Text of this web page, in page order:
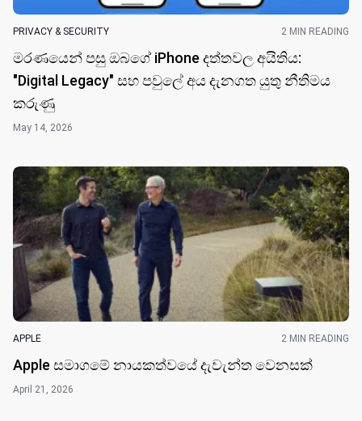
PRIVACY & SECURITY 2 MIN READING
මරණයෙන් පසු ඔබගේ iPhone දත්තවල අයිතිය:
"Digital Legacy" සහ පවුලේ අය දැනගත යුතු නීතිමය
කරුණු
May 14, 2026
APPLE 2 MIN READING
Apple සමාගමේ නායකත්වයේ දැවැන්ත වෙනසක්
April 21, 2026